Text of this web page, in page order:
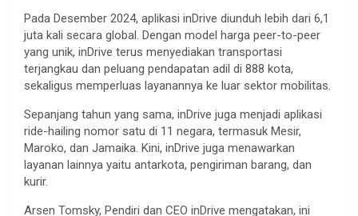
Pada Desember 2024, aplikasi inDrive diunduh lebih dari 6,1
juta kali secara global. Dengan model harga peer-to-peer
yang unik, inDrive terus menyediakan transportasi
terjangkau dan peluang pendapatan adil di 888 kota,
sekaligus memperluas layanannya ke luar sektor mobilitas.
Sepanjang tahun yang sama, inDrive juga menjadi aplikasi
ride-hailing nomor satu di 11 negara, termasuk Mesir,
Maroko, dan Jamaika. Kini, inDrive juga menawarkan
layanan lainnya yaitu antarkota, pengiriman barang, dan
kurir.
Arsen Tomsky, Pendiri dan CEO inDrive mengatakan, ini